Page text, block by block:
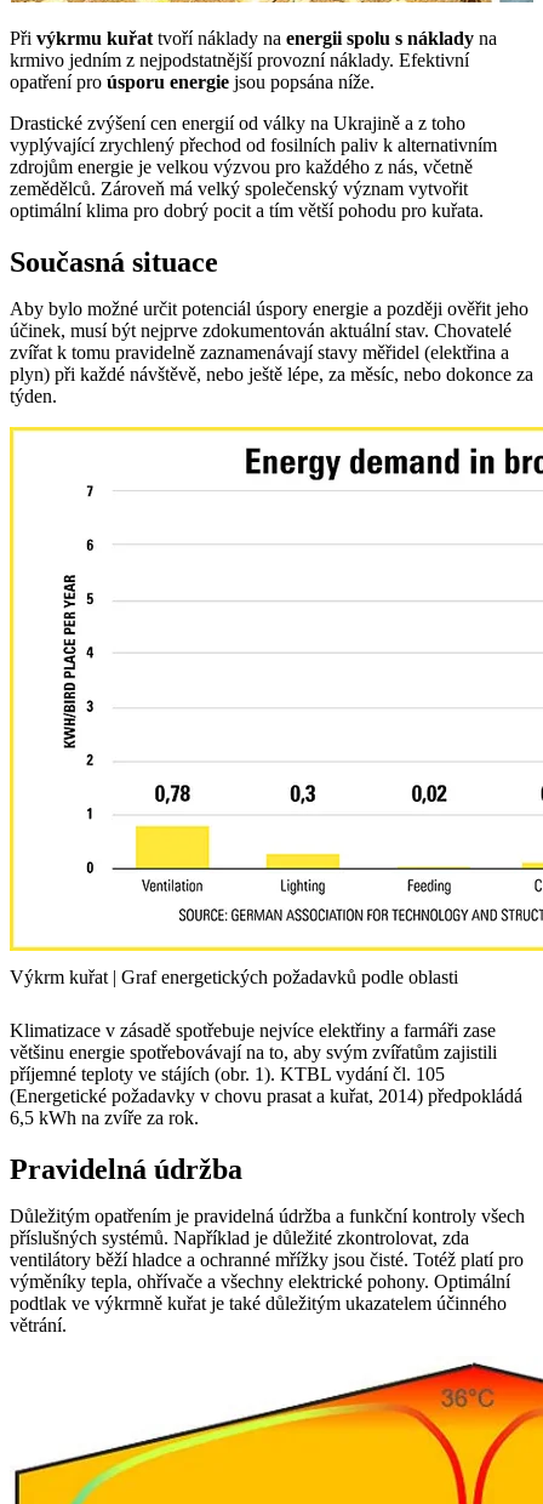
Při výkrmu kuřat tvoří náklady na energii spolu s náklady na
krmivo jedním z nejpodstatnější provozní náklady. Efektivní
opatření pro úsporu energie jsou popsána níže.
Drastické zvýšení cen energií od války na Ukrajině a z toho
vyplývající zrychlený přechod od fosilních paliv k alternativním
zdrojům energie je velkou výzvou pro každého z nás, včetně
zemědělců. Zároveň má velký společenský význam vytvořit
optimální klima pro dobrý pocit a tím větší pohodu pro kuřata.
Současná situace
Aby bylo možné určit potenciál úspory energie a později ověřit jeho
účinek, musí být nejprve zdokumentován aktuální stav. Chovatelé
zvířat k tomu pravidelně zaznamenávají stavy měřidel (elektřina a
plyn) při každé návštěvě, nebo ještě lépe, za měsíc, nebo dokonce za
týden.
Výkrm kuřat | Graf energetických požadavků podle oblasti
Klimatizace v zásadě spotřebuje nejvíce elektřiny a farmáři zase
většinu energie spotřebovávají na to, aby svým zvířatům zajistili
příjemné teploty ve stájích (obr. 1). KTBL vydání čl. 105
(Energetické požadavky v chovu prasat a kuřat, 2014) předpokládá
6,5 kWh na zvíře za rok.
Pravidelná údržba
Důležitým opatřením je pravidelná údržba a funkční kontroly všech
příslušných systémů. Například je důležité zkontrolovat, zda
ventilátory běží hladce a ochranné mřížky jsou čisté. Totéž platí pro
výměníky tepla, ohřívače a všechny elektrické pohony. Optimální
podtlak ve výkrmně kuřat je také důležitým ukazatelem účinného
větrání.